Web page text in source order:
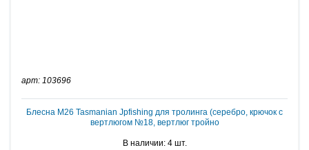
арт: 103696
Блесна M26 Tasmanian Jpfishing для тролинга (серебро, крючок с
вертлюгом №18, вертлюг тройно
В наличии: 4 шт.